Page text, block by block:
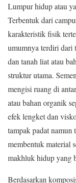
Lumpur hidup atau
Terbentuk dari
karakteristik fisik
umumnya terdiri dari
dan tanah liat atau
struktur utama.
mengisi ruang di
atau bahan organik
efek lengket dan
tampak padat
membentuk material
makhluk hidup yang
Berdasarkan